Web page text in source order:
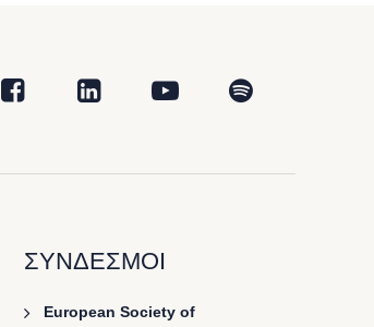
ΣΥΝΔΕΣΜΟΙ
European Society of